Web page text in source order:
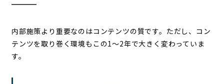
内部施策より重要なのはコンテンツの質です。ただし、コン
テンツを取り巻く環境もこの1〜2年で大きく変わっていま
す。